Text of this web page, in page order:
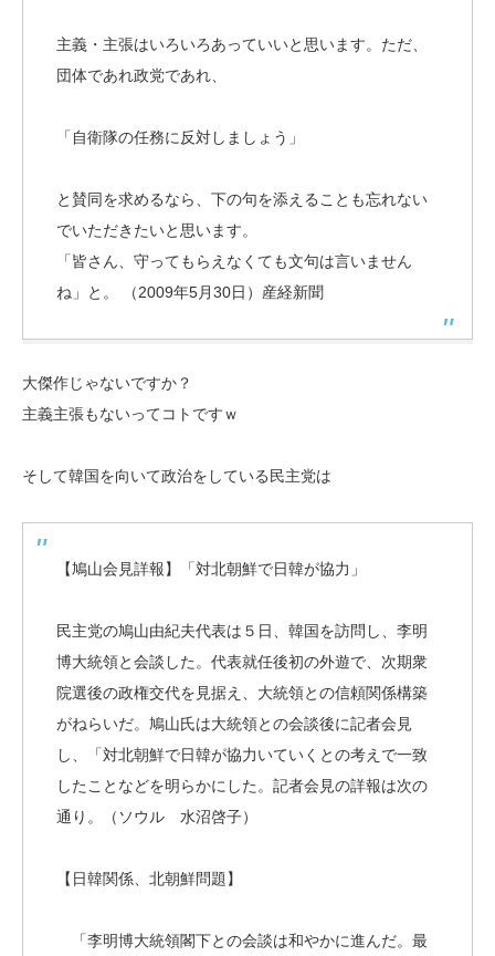
主義・主張はいろいろあっていいと思います。ただ、
団体であれ政党であれ、
「自衛隊の任務に反対しましょう」
と賛同を求めるなら、下の句を添えることも忘れない
でいただきたいと思います。
「皆さん、守ってもらえなくても文句は言いません
ね」と。 （2009年5月30日）産経新聞
大傑作じゃないですか？
主義主張もないってコトですｗ
そして韓国を向いて政治をしている民主党は
【鳩山会見詳報】「対北朝鮮で日韓が協力」
民主党の鳩山由紀夫代表は５日、韓国を訪問し、李明
博大統領と会談した。代表就任後初の外遊で、次期衆
院選後の政権交代を見据え、大統領との信頼関係構築
がねらいだ。鳩山氏は大統領との会談後に記者会見
し、「対北朝鮮で日韓が協力いていくとの考えで一致
したことなどを明らかにした。記者会見の詳報は次の
通り。（ソウル 水沼啓子）
【日韓関係、北朝鮮問題】
「李明博大統領閣下との会談は和やかに進んだ。最